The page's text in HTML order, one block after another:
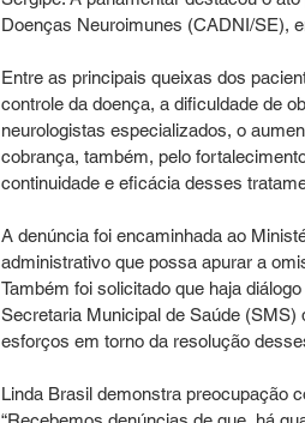
Doenças Neuroimunes (CADNI/SE),
Entre as principais queixas dos
controle da doença, a dificuldade de
neurologistas especializados, o
cobrança, também, pelo
continuidade e eficácia desses
A denúncia foi encaminhada ao
administrativo que possa apurar a
Também foi solicitado que haja
Secretaria Municipal de Saúde
esforços em torno da resolução
Linda Brasil demonstra preocupação